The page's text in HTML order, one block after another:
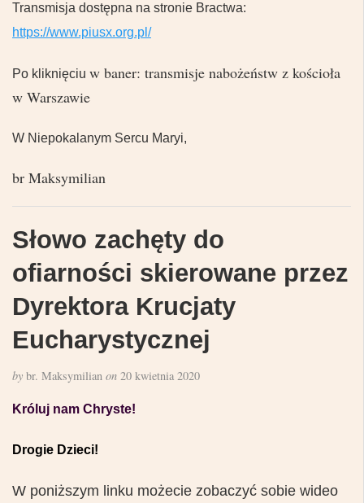
Transmisja dostępna na stronie Bractwa:
https://www.piusx.org.pl/
Po kliknięciu w baner: transmisje nabożeństw z kościoła
w Warszawie
W Niepokalanym Sercu Maryi,
br Maksymilian
Słowo zachęty do
ofiarności skierowane przez
Dyrektora Krucjaty
Eucharystycznej
by br. Maksymilian on 20 kwietnia 2020
Króluj nam Chryste!
Drogie Dzieci!
W poniższym linku możecie zobaczyć sobie wideo